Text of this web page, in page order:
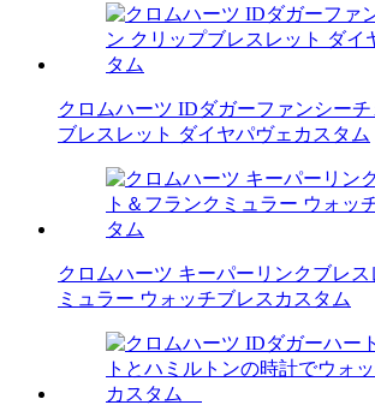
クロムハーツ IDダガーファンシー
ブレスレット ダイヤパヴェカスタム
クロムハーツ キーパーリンクブレ
ミュラー ウォッチブレスカスタム